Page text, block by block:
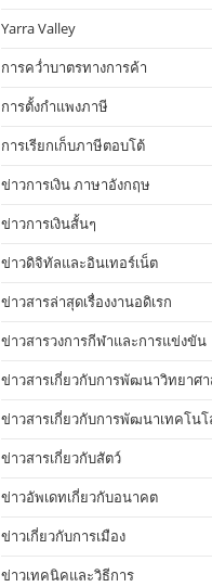
Yarra Valley
การคว่ำบาตรทางการค้า
การตั้งกำแพงภาษี
การเรียกเก็บภาษีตอบโต้
ข่าวการเงิน ภาษาอังกฤษ
ข่าวการเงินสั้นๆ
ข่าวดิจิทัลและอินเทอร์เน็ต
ข่าวสารล่าสุดเรื่องงานอดิเรก
ข่าวสารวงการกีฬาและการแข่งขัน
ข่าวสารเกี่ยวกับการพัฒนาวิทยาศ
ข่าวสารเกี่ยวกับการพัฒนาเทคโนโ
ข่าวสารเกี่ยวกับสัตว์
ข่าวอัพเดทเกี่ยวกับอนาคต
ข่าวเกี่ยวกับการเมือง
ข่าวเทคนิคและวิธีการ